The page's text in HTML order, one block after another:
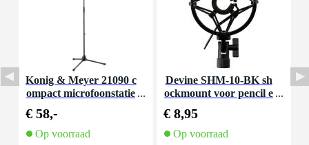
Konig & Meyer 21090 c
ompact microfoonstatie
€ 58,-
Op voorraad
Devine SHM-10-BK sh
ockmount voor pencil e
€ 8,95
Op voorraad